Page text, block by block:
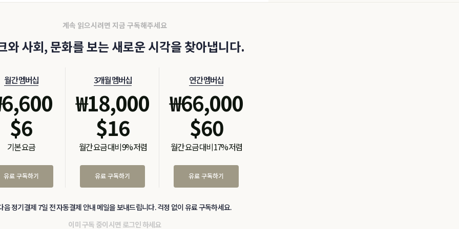
계속 읽으시려면 지금 구독해주세요
와 사회, 문화를 보는 새로운 시각을 찾아냅니다.
월간 멤버십
6,600
$6
기본 요금
유료 구독하기
3개월 멤버십
₩18,000
$16
월간 요금 대비 9% 저렴
유료 구독하기
연간 멤버십
₩66,000
$60
월간 요금 대비 17% 저렴
유료 구독하기
음 정기결제 7일 전 자동결제 안내 메일을 보내드립니다. 걱정 없이 유료 구독하세요.
이미 구독 중이시면 로그인 하세요